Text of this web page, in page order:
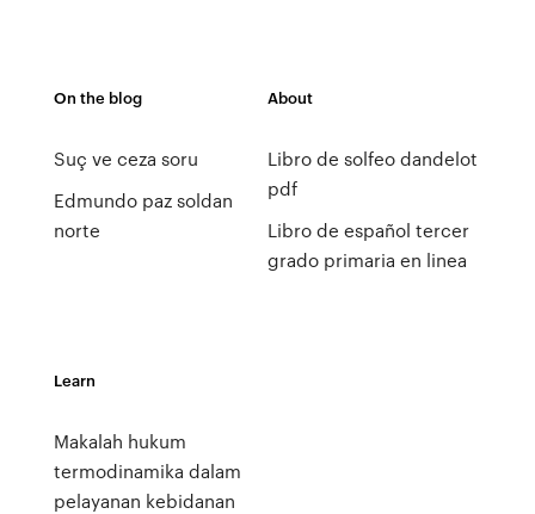
On the blog
Suç ve ceza soru
Edmundo paz soldan
norte
About
Libro de solfeo dandelot
pdf
Libro de español tercer
grado primaria en linea
Learn
Makalah hukum
termodinamika dalam
pelayanan kebidanan